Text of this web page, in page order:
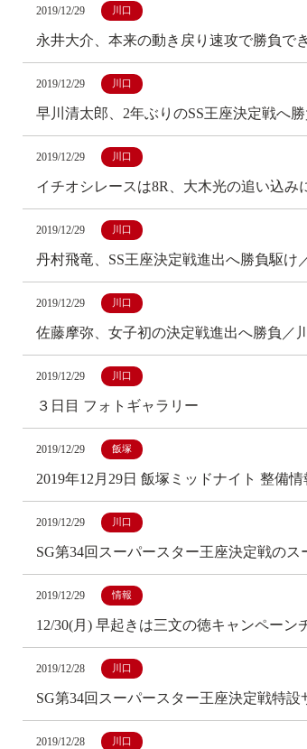
2019/12/29 川口
永井大介、本来の動き戻り速攻で勝負で
2019/12/29 川口
早川清太郎、2年ぶりのSS王座決定戦へ
2019/12/29 川口
イチオシレースは8R、大木光の追い込み
2019/12/29 川口
丹村飛竜、SS王座決定戦進出へ勝負駆け
2019/12/29 川口
佐藤摩弥、女子初の決定戦進出へ勝負／
2019/12/29 川口
３日目 フォトギャラリー
2019/12/29 飯塚
2019年12月29日 飯塚ミッドナイト 整備
2019/12/29 川口
SG第34回スーパースター王座決定戦の
2019/12/29 情報
12/30(月) 早起きは三文の徳キャンペーン
2019/12/28 川口
SG第34回スーパースター王座決定戦特
2019/12/28 川口